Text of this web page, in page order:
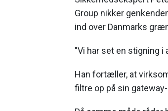
Group nikker
ind over Danmarks
"Vi har set en stigning
Han fortæller, at
filtre op på sin